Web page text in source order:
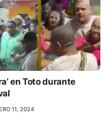
en Toto durante
11, 2024